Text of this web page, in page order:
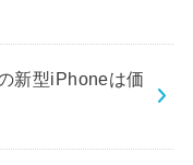
新型iPhoneは価